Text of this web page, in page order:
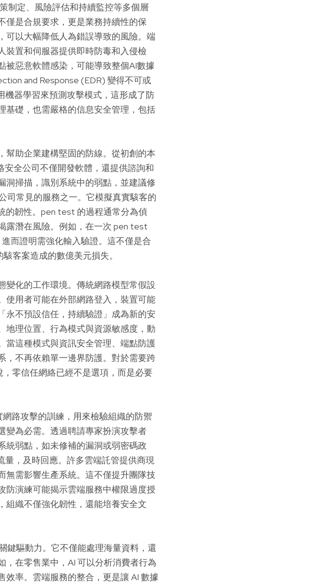
制定、風險評估和持續監控等多個層
僅是合規要求，更是業務持續性的保
可以大幅降低人為錯誤導致的風險。端
裝置和伺服器提供即時防毒和入侵檢
被惡意軟體感染，可能導致整個AI數據
and Response (EDR) 變得不可或
機器學習來預測攻擊模式，這形成了防
基礎，也需嚴格的信息安全管理，包括
幫助企業建構堅固的防線。從初創的本
全公司不僅開發軟體，還提供諮詢和
洞掃描，識別系統中的弱點，並建議修
司常見的服務之一。它模擬真實駭客的
的韌性。pen test 的過程通常分為偵
露潛在風險。例如，在一次 pen test
而證明需強化輸入驗證。這不僅是合
客案造成的數億美元損失。
變化的工作環境。傳統網路模型常假設
使用者可能在外部網路登入，裝置可能
永不預設信任，持續驗證」成為新的安
地理位置、行為模式與資源敏感度，動
當這種模式與資訊安全管理、端點防護
，不再依賴單一邊界防護。對於需要跨
零信任網絡已經不是選項，而是必要
路攻擊的訓練，用來檢驗組織的防禦
變為必需。透過聘請專家扮演攻擊者
統弱點，如未修補的漏洞或弱密碼政
量，及時回應。許多雲端託管提供商現
無需影響生產系統。這不僅提升團隊技
防演練可能揭示雲端服務中權限過度授
組織不僅強化韌性，還能培養安全文
鍵驅動力。它不僅能處理海量資料，還
在零售業中，AI 可以分析消費者行為
率。雲端服務的整合，更是讓 AI 數據